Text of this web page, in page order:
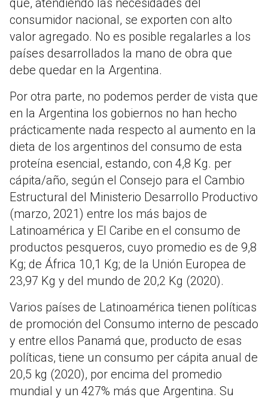
que, atendiendo las necesidades del
consumidor nacional, se exporten con alto
valor agregado. No es posible regalarles a los
países desarrollados la mano de obra que
debe quedar en la Argentina.
Por otra parte, no podemos perder de vista que
en la Argentina los gobiernos no han hecho
prácticamente nada respecto al aumento en la
dieta de los argentinos del consumo de esta
proteína esencial, estando, con 4,8 Kg. per
cápita/año, según el Consejo para el Cambio
Estructural del Ministerio Desarrollo Productivo
(marzo, 2021) entre los más bajos de
Latinoamérica y El Caribe en el consumo de
productos pesqueros, cuyo promedio es de 9,8
Kg; de África 10,1 Kg; de la Unión Europea de
23,97 Kg y del mundo de 20,2 Kg (2020).
Varios países de Latinoamérica tienen políticas
de promoción del Consumo interno de pescado
y entre ellos Panamá que, producto de esas
políticas, tiene un consumo per cápita anual de
20,5 kg (2020), por encima del promedio
mundial y un 427% más que Argentina. Su